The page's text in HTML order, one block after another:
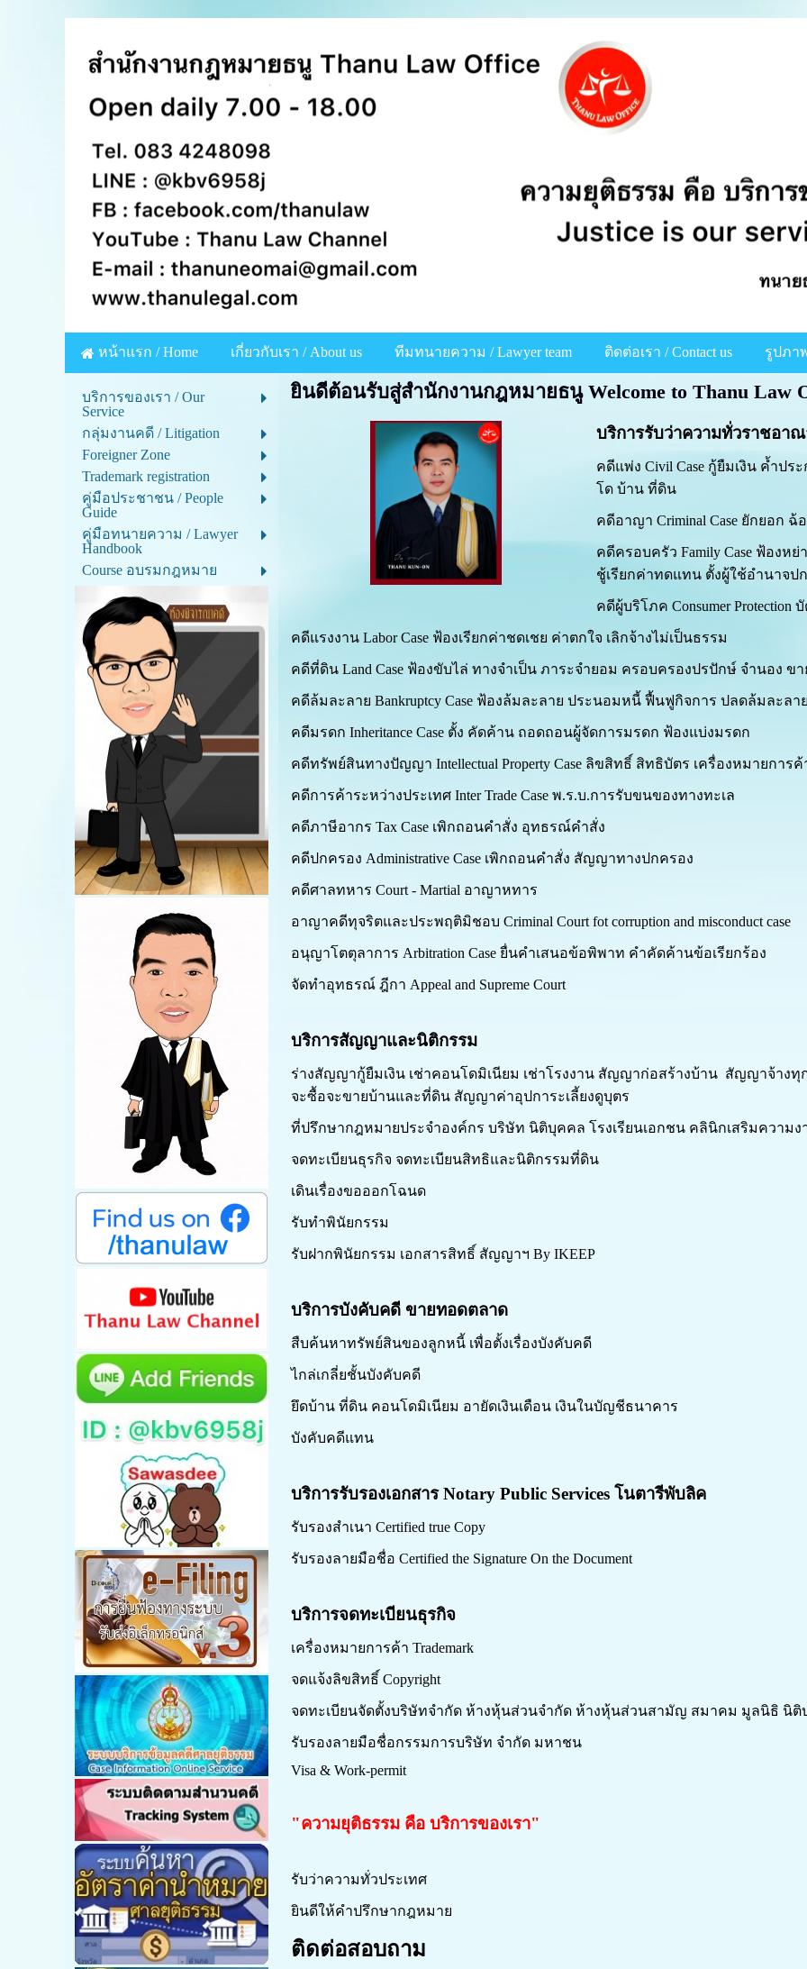
หน้าแรก / Home เกี่ยวกับเรา / About us ทีมทนายความ / Lawyer team ติดต่อเรา / Contact us รูปภา
บริการของเรา / Our
Service
กลุ่มงานคดี / Litigation
Foreigner Zone
Trademark registration
คู่มือประชาชน / People
Guide
คู่มือทนายความ / Lawyer
Handbook
Course อบรมกฎหมาย
ยินดีต้อนรับสู่สำนักงานกฎหมายธนู Welcome to Thanu Law
บริการรับว่าความทั่วราชอา
คดีแพ่ง Civil Case กู้ยืมเงิน ค้ำป
โด บ้าน ที่ดิน
คดีอาญา Criminal Case ยักยอก
คดีครอบครัว Family Case ฟ้องห
ชู้เรียกค่าทดแทน ตั้งผู้ใช้อำนาจ
คดีผู้บริโภค Consumer
คดีแรงงาน Labor Case ฟ้องเรียกค่าชดเชย ค่าตกใจ เลิกจ้างไม่เป็นธรรม
คดีที่ดิน Land Case ฟ้องขับไล่ ทางจำเป็น ภาระจำยอม ครอบครองปรปักษ์ จำนอง ขา
คดีล้มละลาย Bankruptcy Case ฟ้องล้มละลาย ประนอมหนี้ ฟื้นฟูกิจการ ปลดล้มละลาย
คดีมรดก Inheritance Case ตั้ง คัดค้าน ถอดถอนผู้จัดการมรดก ฟ้องแบ่งมรดก
คดีทรัพย์สินทางปัญญา Intellectual Property Case ลิขสิทธิ์ สิทธิบัตร เครื่องหมายการค้
คดีการค้าระหว่างประเทศ Inter Trade Case พ.ร.บ.การรับขนของทางทะเล
คดีภาษีอากร Tax Case เพิกถอนคำสั่ง อุทธรณ์คำสั่ง
คดีปกครอง Administrative Case เพิกถอนคำสั่ง สัญญาทางปกครอง
คดีศาลทหาร Court - Martial อาญาหทาร
อาญาคดีทุจริตและประพฤติมิชอบ Criminal Court fot corruption and misconduct case
อนุญาโตตุลาการ Arbitration Case ยื่นคำเสนอข้อพิพาท คำคัดค้านข้อเรียกร้อง
จัดทำอุทธรณ์ ฎีกา Appeal and Supreme Court
บริการสัญญาและนิติกรรม
ร่างสัญญากู้ยืมเงิน เช่าคอนโดมิเนียม เช่าโรงงาน สัญญาก่อสร้างบ้าน สัญญาจ้า
จะซื้อจะขายบ้านและที่ดิน สัญญาค่าอุปการะเลี้ยงดูบุตร
ที่ปรึกษากฎหมายประจำองค์กร บริษัท นิติบุคคล โรงเรียนเอกชน คลินิกเสริมความง
จดทะเบียนธุรกิจ จดทะเบียนสิทธิและนิติกรรมที่ดิน
เดินเรื่องขอออกโฉนด
รับทำพินัยกรรม
รับฝากพินัยกรรม เอกสารสิทธิ์ สัญญาฯ By IKEEP
บริการบังคับคดี ขายทอดตลาด
สืบค้นหาทรัพย์สินของลูกหนี้ เพื่อตั้งเรื่องบังคับคดี
ไกล่เกลี่ยชั้นบังคับคดี
ยึดบ้าน ที่ดิน คอนโดมิเนียม อายัดเงินเดือน เงินในบัญชีธนาคาร
บังคับคดีแทน
บริการรับรองเอกสาร Notary Public Services โนตารีพับลิค
รับรองสำเนา Certified true Copy
รับรองลายมือชื่อ Certified the Signature On the Document
บริการจดทะเบียนธุรกิจ
เครื่องหมายการค้า Trademark
จดแจ้งลิขสิทธิ์ Copyright
จดทะเบียนจัดตั้งบริษัทจำกัด ห้างหุ้นส่วนจำกัด ห้างหุ้นส่วนสามัญ สมาคม มูลนิธิ นิติ
รับรองลายมือชื่อกรรมการบริษัท จำกัด มหาชน
Visa & Work-permit
"ความยุติธรรม คือ บริการของเรา"
รับว่าความทั่วประเทศ
ยินดีให้คำปรึกษากฎหมาย
ติดต่อสอบถาม